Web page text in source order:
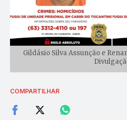
Gildásio Silva Assunção e
COMPARTILHAR